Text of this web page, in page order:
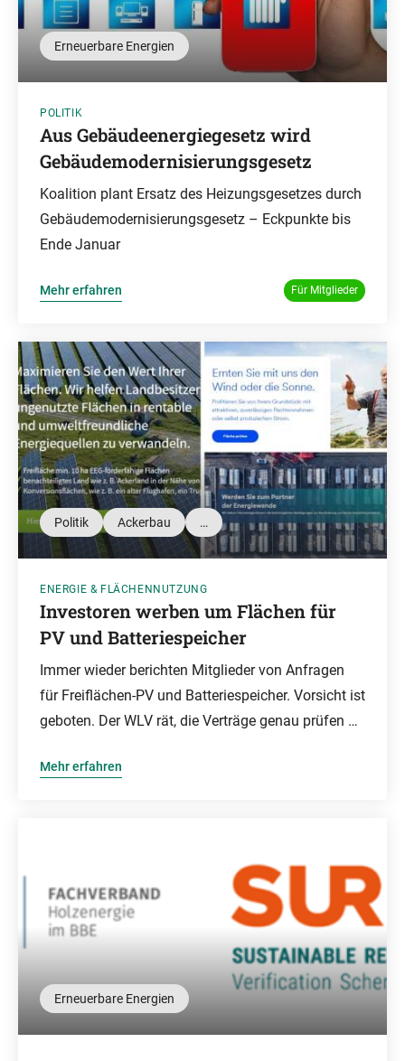
Erneuerbare Energien
POLITIK
Aus Gebäudeenergiegesetz wird
Gebäudemodernisierungsgesetz
Koalition plant Ersatz des Heizungsgesetzes durch
Gebäudemodernisierungsgesetz – Eckpunkte bis
Ende Januar
Mehr erfahren Für Mitglieder
Politik Ackerbau …
ENERGIE & FLÄCHENNUTZUNG
Investoren werben um Flächen für
PV und Batteriespeicher
Immer wieder berichten Mitglieder von Anfragen
für Freiflächen-PV und Batteriespeicher. Vorsicht ist
geboten. Der WLV rät, die Verträge genau prüfen …
Mehr erfahren
Erneuerbare Energien